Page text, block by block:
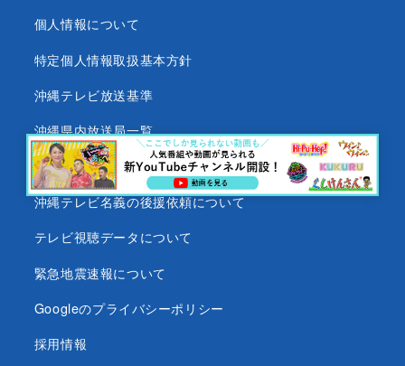
個人情報について
特定個人情報取扱基本方針
沖縄テレビ放送基準
沖縄県内放送局一覧
番組審議会
沖縄テレビ名義の後援依頼について
テレビ視聴データについて
緊急地震速報について
Googleのプライバシーポリシー
採用情報